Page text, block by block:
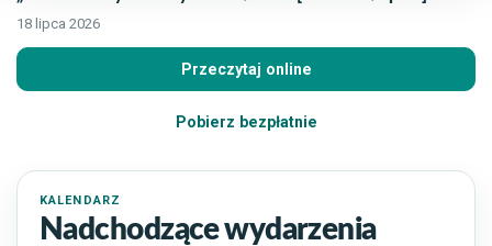
18 lipca 2026
Przeczytaj online
Pobierz bezpłatnie
KALENDARZ
Nadchodzące wydarzenia